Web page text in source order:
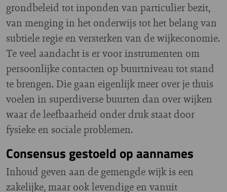
grondbeleid tot inponden van particulier bezit,
van menging in het onderwijs tot het belang van
subtiele regie en versterken van de wijkeconomie.
Te veel aandacht is er voor instrumenten om
persoonlijke contacten op buurtniveau tot stand
te brengen. Die gaan eigenlijk meer over je thuis
voelen in superdiverse buurten dan over wijken
waar de leefbaarheid onder druk staat door
fysieke en sociale problemen.
Consensus gestoeld op aannames
Inhoud geven aan de gemengde wijk is een
zakelijke, maar ook levendige en vanuit